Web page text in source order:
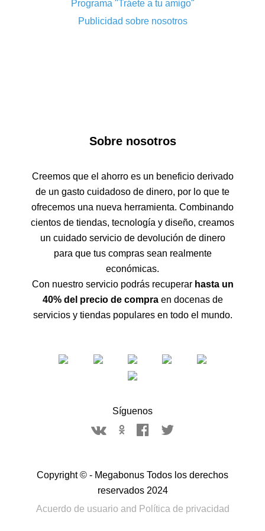
simples de reembolso de dinero
Programa "Tráete a tu amigo"
Publicidad sobre nosotros
Sobre nosotros
Creemos que el ahorro es un beneficio derivado
de un gasto cuidadoso de dinero, por lo que te
ofrecemos una nueva herramienta. Combinando
cientos de tiendas, tecnología y diseño, creamos
un cuidado servicio de devolución de dinero
para que tus compras sean realmente
económicas.
Con nuestro servicio podrás recuperar hasta un
40% del precio de compraen docenas de
servicios y tiendas populares en todo el mundo.
Síguenos
Copyright © - Megabonus Todos los derechos
reservados 2024
Acuerdo de usuario and Política de privacidad